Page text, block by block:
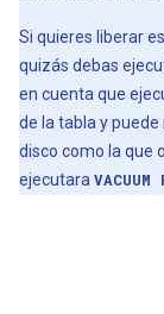
Si quieres liberar
quizás debas
en cuenta que
de la tabla y
disco como la que
ejecutara VACUUM